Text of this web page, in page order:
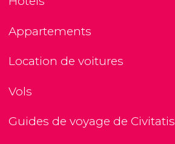
Appartements
Location de voitures
Vols
Guides de voyage de Civitatis